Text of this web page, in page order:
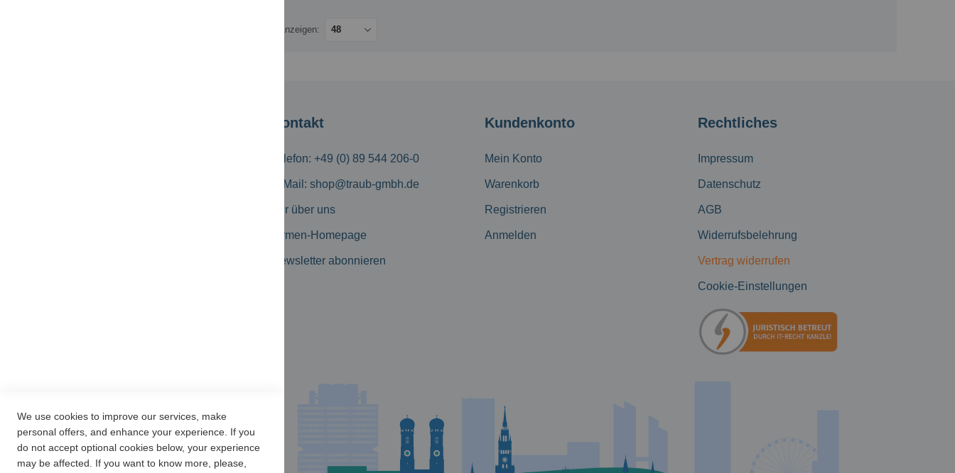
Anzeigen
Kontakt
Telefon: +49 (0) 89 544 206-0
E-Mail: shop@traub-gmbh.de
Wir über uns
Firmen-Homepage
Newsletter abonnieren
Kundenkonto
Mein Konto
Warenkorb
Registrieren
Anmelden
Rechtliches
Impressum
Datenschutz
AGB
Widerrufsbelehrung
Vertrag widerrufen
Cookie-Einstellungen
We use cookies to improve our services, make
personal offers, and enhance your experience. If you
do not accept optional cookies below, your experience
may be affected. If you want to know more, please,